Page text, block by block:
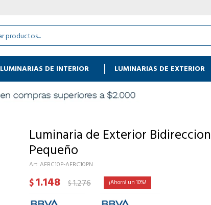
LUMINARIAS DE INTERIOR LUMINARIAS DE EXTERIOR
Luminaria de Exterior
Pequeño
AEBC10P-AEBC10PN
$1.148 $1.276 10